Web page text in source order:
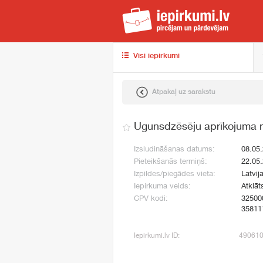
Visi iepirkumi
Atpakaļ uz sarakstu
Ugunsdzēsēju aprīkojuma
Izsludināšanas datums:
Pieteikšanās termiņš:
Izpildes/piegādes vieta:
Iepirkuma veids:
CPV kodi:
Iepirkumi.lv ID: